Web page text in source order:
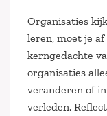
Organisaties
leren, moet je
kerngedachte
organisaties
veranderen of
verleden.